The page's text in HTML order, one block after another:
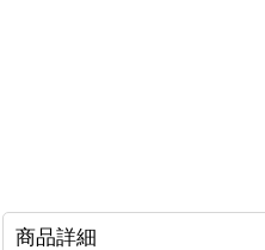
商品詳細